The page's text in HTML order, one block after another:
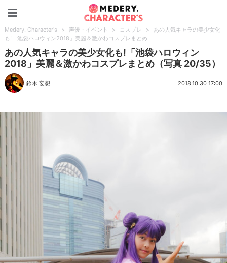
Medery. Character's > 声優・イベント > コスプレ >
あの人気キャラの美少女化
も!「池袋ハロウィン2018」美麗＆激かわコスプレまとめ
あの人気キャラの美少女化も!「池袋ハロウィン
2018」美麗＆激かわコスプレまとめ（写真 20/35）
鈴木 妄想 2018.10.30 17:00